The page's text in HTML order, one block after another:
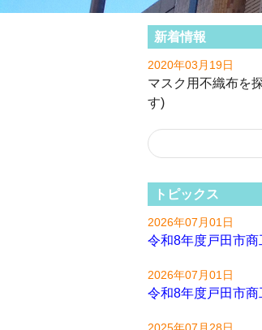
新着情報
2020年03月19日
マスク用不織布を
す)
トピックス
2026年07月01日
令和8年度戸田市
2026年07月01日
令和8年度戸田市